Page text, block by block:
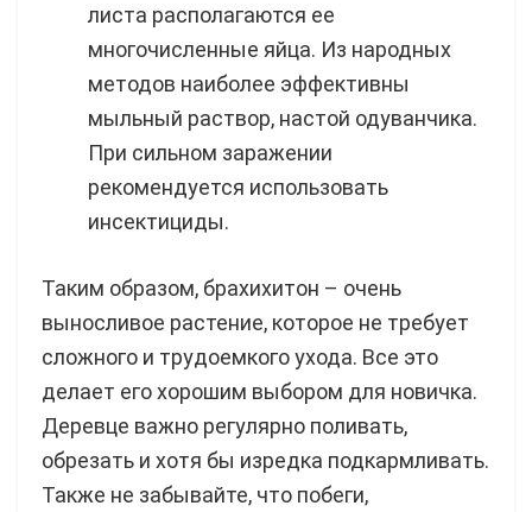
листа располагаются ее
многочисленные яйца. Из народных
методов наиболее эффективны
мыльный раствор, настой одуванчика.
При сильном заражении
рекомендуется использовать
инсектициды.
Таким образом, брахихитон – очень
выносливое растение, которое не требует
сложного и трудоемкого ухода. Все это
делает его хорошим выбором для новичка.
Деревце важно регулярно поливать,
обрезать и хотя бы изредка подкармливать.
Также не забывайте, что побеги,